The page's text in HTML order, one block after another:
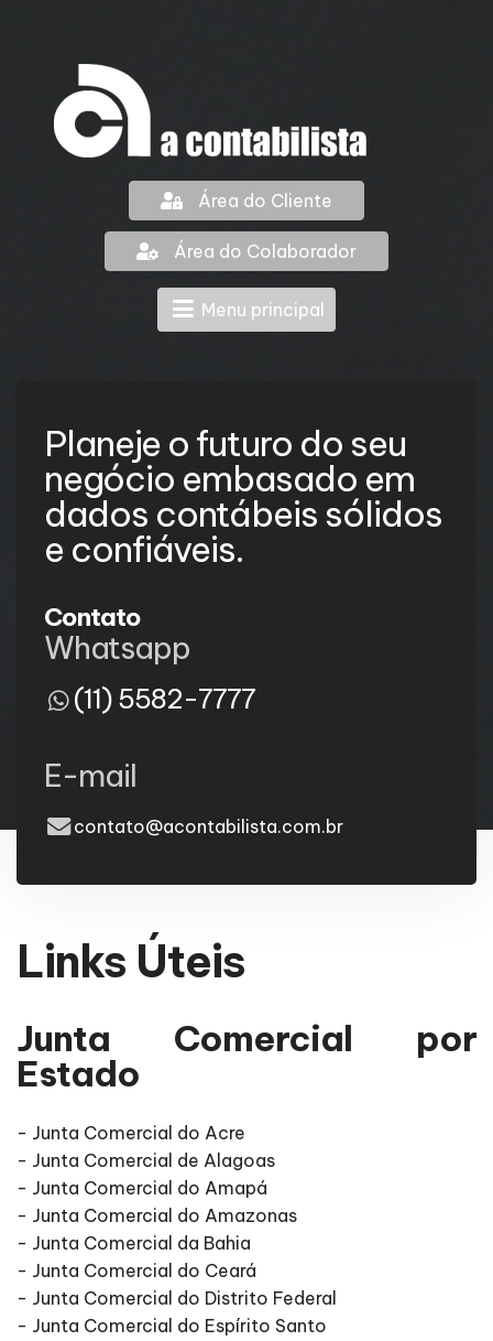
Área do Cliente
Área do Colaborador
Menu principal
Planeje o futuro do seu
negócio embasado em
dados contábeis sólidos
e confiáveis.
Contato
Whatsapp
(11) 5582-7777
E-mail
contato@acontabilista.com.br
Links Úteis
Junta Comercial por
Estado
- Junta Comercial do Acre
- Junta Comercial de Alagoas
- Junta Comercial do Amapá
- Junta Comercial do Amazonas
- Junta Comercial da Bahia
- Junta Comercial do Ceará
- Junta Comercial do Distrito Federal
- Junta Comercial do Espírito Santo